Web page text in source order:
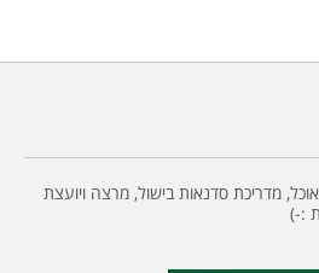
מדריכת סדנאות בישול, מרצה ויועצת
:-)